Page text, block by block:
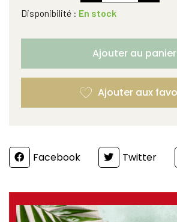
Disponibilité : En stock
Ajouter au panier
PartagerFacebook Twitter